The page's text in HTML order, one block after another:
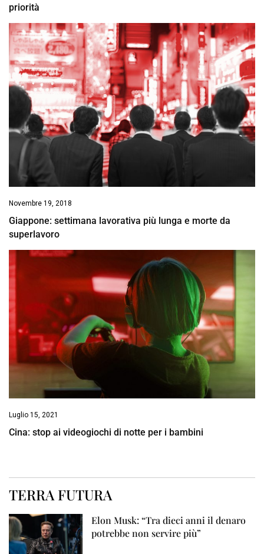
priorità
Novembre 19, 2018
Giappone: settimana lavorativa più lunga e morte da
superlavoro
Luglio 15, 2021
Cina: stop ai videogiochi di notte per i bambini
TERRA FUTURA
Elon Musk: “Tra dieci anni il denaro
potrebbe non servire più”